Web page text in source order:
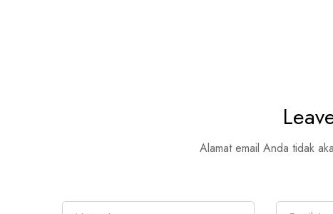
Alamat email Anda tidak